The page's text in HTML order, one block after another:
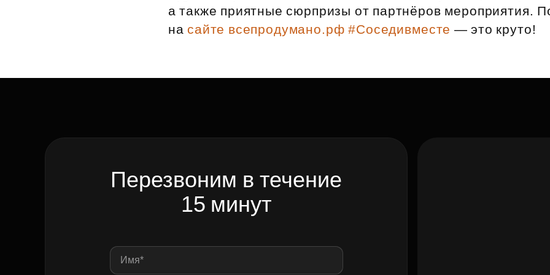
Субсидии
а также приятные сюрпризы от партнёров мероприятия.
на сайте всепродумано.рф #Соседивместе — это круто!
Перезвоним в течение
15 минут